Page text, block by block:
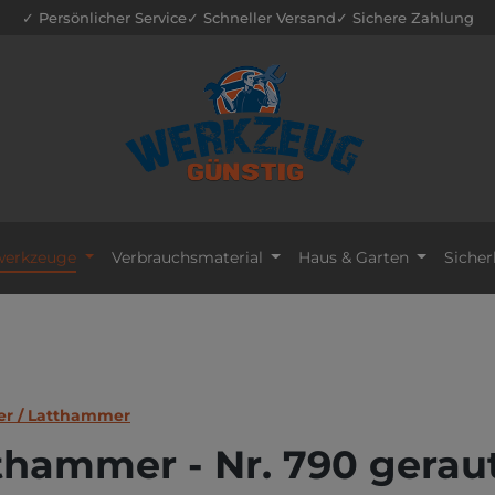
✓ Persönlicher Service✓ Schneller Versand✓ Sichere Zahlung
Verbrauchsmaterial Haus & Garten
/ Latthammer
- Nr. 790